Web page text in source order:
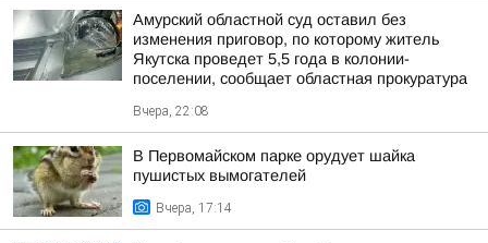
Амурский областной суд оставил без
изменения приговор, по которому житель
Якутска проведет 5,5 года в колонии-
поселении, сообщает областная прокуратура
Вчера, 22:08
В Первомайском парке орудует шайка
пушистых вымогателей
Вчера, 17:14